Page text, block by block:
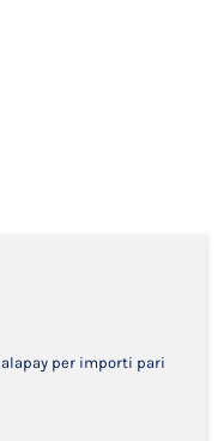
per importi pari